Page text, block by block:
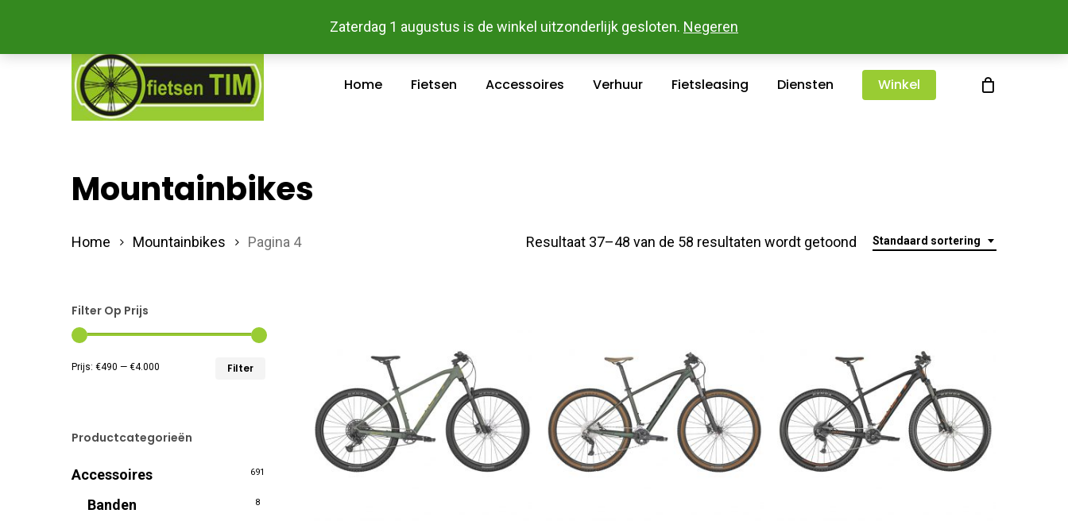
Zaterdag 1 augustus is de winkel uitzonderlijk gesloten. Negeren
Bestel En Betaal Makkelijk Online - Gratis Levering In Groot Kasterlee
Home Fietsen Accessoires Verhuur Fietsleasing Diensten Winkel
Mountainbikes
Standaard sortering
Resultaat 37–48 van de 58 resultaten wordt getoond
Home Mountainbikes Pagina 4
Filter Op Prijs
Filter
Prijs: €490 — €4.000
Productcategorieën
Accessoires 691
Banden 8